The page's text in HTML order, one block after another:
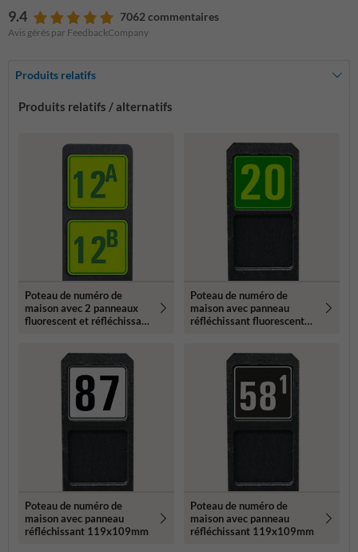
9.4 7062 commentaires
Avis gérés par FeedbackCompany
Produits relatifs
Produits relatifs / alternatifs
Poteau de numéro de
maison avec 2 panneaux
fluorescent et réfléchissant
Poteau de numéro de
maison avec panneau
réfléchissant fluorescent
Poteau de numéro de
maison avec panneau
réfléchissant 119x109mm
Poteau de numéro de
maison avec panneau
réfléchissant 119x109mm